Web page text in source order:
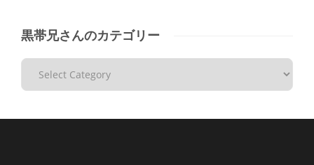
黒帯兄さんのカテゴリー